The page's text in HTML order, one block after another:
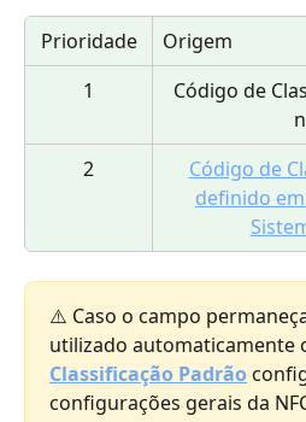
Prioridade
Origem
1
Código de
2
Código de
definido
⚠️ Caso o campo
utilizado automaticamente
Classificação Padrão
configurações gerais da